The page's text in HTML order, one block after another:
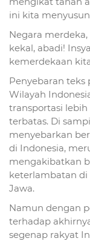
ini kita
Negara
kekal, abadi!
kemerdekaan
Penyebaran teks
Wilayah
transportasi lebih
terbatas. Di
menyebarkan
di Indonesia,
mengakibatkan
keterlambatan di
Jawa.
Namun dengan
terhadap
segenap rakyat